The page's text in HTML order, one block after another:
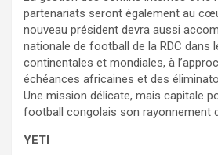
partenariats seront également au
nouveau président devra aussi
nationale de football de la RDC dans
continentales et mondiales, à
échéances africaines et des
Une mission délicate, mais capitale
football congolais son rayonnement
YETI